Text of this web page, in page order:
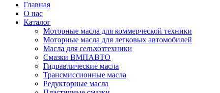
Главная
О нас
Каталог
Моторные масла для коммерческой техники
Моторные масла для легковых автомобилей
Масла для сельхозтехники
Смазки ВМПАВТО
Гидравлические масла
Трансмиссионные масла
Редукторные масла